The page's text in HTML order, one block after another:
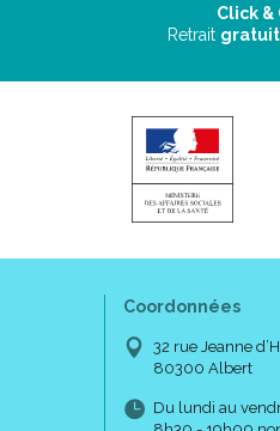
Click
Retrait gratuit
Coordonnées
32 rue Jeanne
80300 Albert
Du lundi au